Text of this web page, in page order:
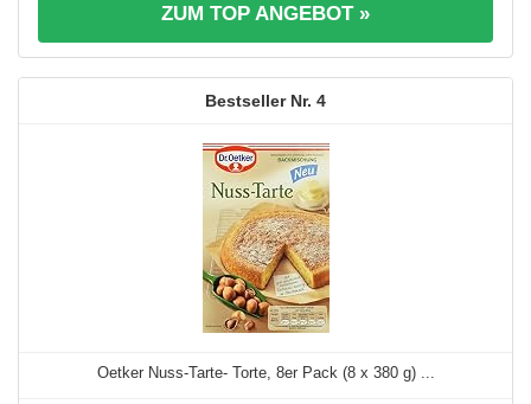
ZUM TOP ANGEBOT »
4
Oetker Nuss-Tarte- Torte, 8er Pack (8 x 380 g) ...